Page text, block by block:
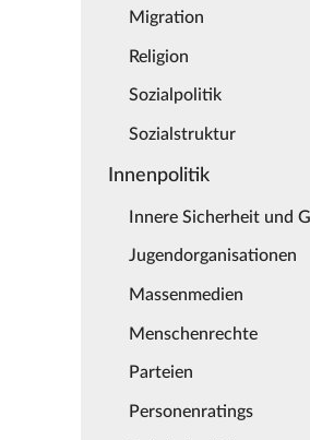
Migration
Religion
Sozialpolitik
Sozialstruktur
Innenpolitik
Innere Sicherheit und
Jugendorganisationen
Massenmedien
Menschenrechte
Parteien
Personenratings